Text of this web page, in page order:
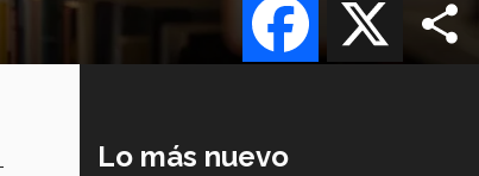
Lo más nuevo